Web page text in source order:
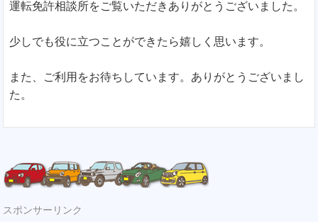
運転免許相談所をご覧いただきありがとうございました。
少しでも役に立つことができたら嬉しく思います。
また、ご利用をお待ちしています。ありがとうございまし
た。
スポンサーリンク